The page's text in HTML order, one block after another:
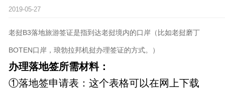
2019-05-27
老挝B3落地旅游签证是指到达老挝境内的口岸（比如老挝磨丁
BOTEN口岸，琅勃拉邦机挝办理签证的方式。）
办理落地签所需材料：
①落地签申请表：这个表格可以在网上下载